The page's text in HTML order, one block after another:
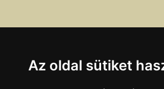
Az oldal sütiket